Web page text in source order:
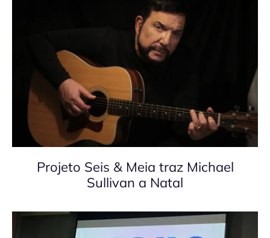
Projeto Seis & Meia traz Michael
Sullivan a Natal